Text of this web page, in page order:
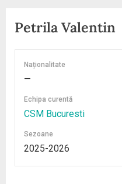
Petrila Valentin
Naționalitate
—
Echipa curentă
CSM Bucuresti
Sezoane
2025-2026